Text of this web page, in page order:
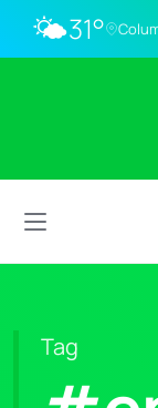
🌤️31°
Tag